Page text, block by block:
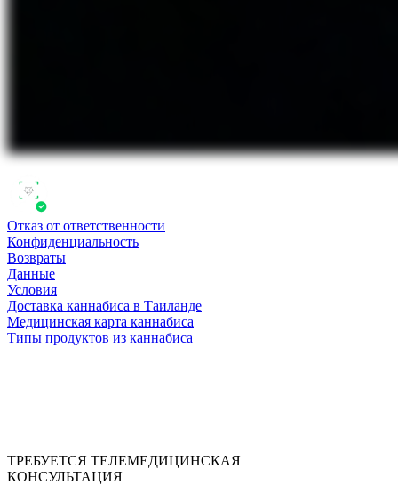
Отказ от ответственности
Конфиденциальность
Возвраты
Данные
Условия
Доставка каннабиса в Таиланде
Медицинская карта каннабиса
Типы продуктов из каннабиса
ТРЕБУЕТСЯ ТЕЛЕМЕДИЦИНСКАЯ
КОНСУЛЬТАЦИЯ